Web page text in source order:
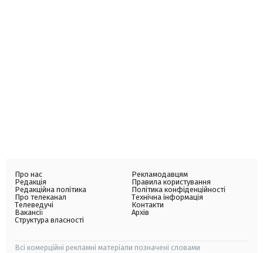
Про нас
Редакція
Редакційна політика
Про телеканал
Телеведучі
Вакансії
Структура власності
Рекламодавцям
Правила користування
Політика конфіденційності
Технічна інформація
Контакти
Архів
Всі комерційні рекламні матеріали позначені словами